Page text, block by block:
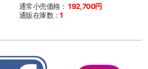
通常小売価格： 192,700円
通販在庫数：1